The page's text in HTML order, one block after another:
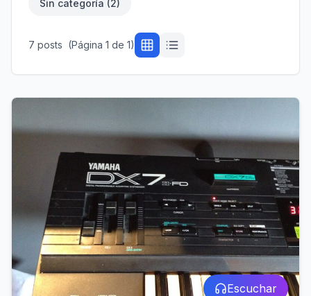
Sin categoría (2)
7 posts (Página 1 de 1)
Escuchar